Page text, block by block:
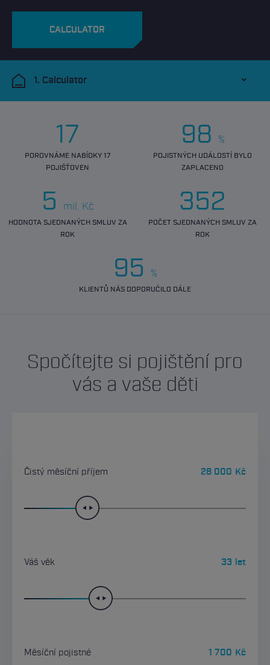
CALCULATOR
1. Calculator
17
POROVNÁME NABÍDKY 17
POJIŠŤOVEN
98 %
POJISTNÝCH UDÁLOSTÍ BYLO
ZAPLACENO
5 mil. Kč
HODNOTA SJEDNANÝCH SMLUV ZA
ROK
352
POČET SJEDNANÝCH SMLUV ZA
ROK
95 %
KLIENTŮ NÁS DOPORUČILO DÁLE
Spočítejte si pojištění pro
vás a vaše děti
Čistý měsíční příjem Kč
28 000
Váš věk let
33
Měsíční pojistné Kč
1 700